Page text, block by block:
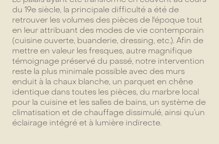
du 19e siècle, la principale difficulté a été de
retrouver les volumes des pièces de l'époque tout
en leur attribuant des modes de vie contemporain
(cuisine ouverte, buanderie, dressing, etc.). Afin de
mettre en valeur les fresques, autre magnifique
témoignage préservé du passé, notre intervention
reste la plus minimale possible avec des murs
enduit à la chaux blanche, un parquet en chêne
identique dans toutes les pièces, du marbre local
pour la cuisine et les salles de bains, un système de
climatisation et de chauffage dissimulé, ainsi qu’un
éclairage intégré et à lumière indirecte.